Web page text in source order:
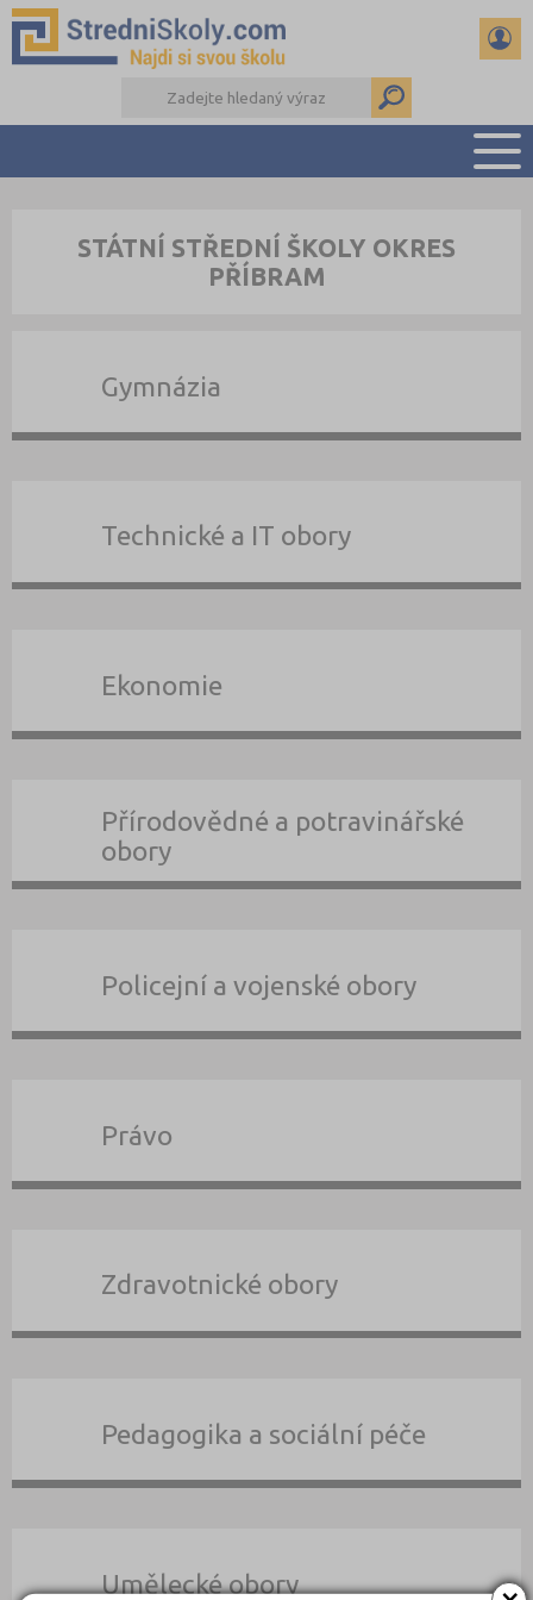
PŘÍPRAVA NA PŘIJÍMAČKY
DŮLEŽITÉ TERMÍNY
STÁTNÍ STŘEDNÍ ŠKOLY OKRES
PŘÍBRAM
Gymnázia
Technické a IT obory
Ekonomie
Přírodovědné a potravinářské
obory
Policejní a vojenské obory
Právo
Zdravotnické obory
Pedagogika a sociální péče
Umělecké obory